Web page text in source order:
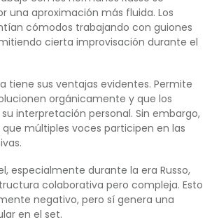
una aproximación más fluida. Los
cómodos trabajando con guiones
cierta improvisación durante el
tiene sus ventajas evidentes. Permite
orgánicamente y que los
interpretación personal. Sin embargo,
múltiples voces participen en las
especialmente durante la era Russo,
colaborativa pero compleja. Esto
negativo, pero sí genera una
en el set.